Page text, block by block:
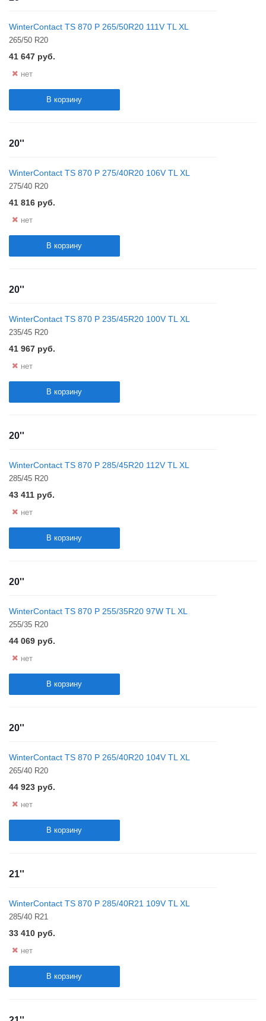
WinterContact TS 870 P 265/50R20 111V TL XL
265/50 R20
41 647 руб.
нет
В корзину
20''
WinterContact TS 870 P 275/40R20 106V TL XL
275/40 R20
41 816 руб.
нет
В корзину
20''
WinterContact TS 870 P 235/45R20 100V TL XL
235/45 R20
41 967 руб.
нет
В корзину
20''
WinterContact TS 870 P 285/45R20 112V TL XL
285/45 R20
43 411 руб.
нет
В корзину
20''
WinterContact TS 870 P 255/35R20 97W TL XL
255/35 R20
44 069 руб.
нет
В корзину
20''
WinterContact TS 870 P 265/40R20 104V TL XL
265/40 R20
44 923 руб.
нет
В корзину
21''
WinterContact TS 870 P 285/40R21 109V TL XL
285/40 R21
33 410 руб.
нет
В корзину